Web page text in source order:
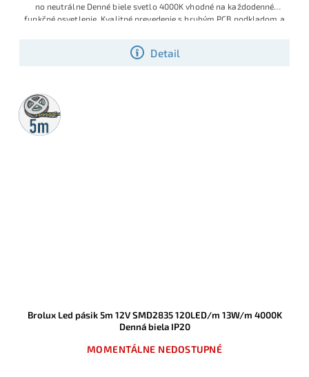
Detail
no neutrálne Denné biele svetlo 4000K vhodné na každodenné
funkčné osvetlenie. Kvalitné prevedenie s hrubým PCB podkladom a
intenzity svetla.
5m
rolka
Brolux Led pásik 5m 12V SMD2835 120LED/m 13W/m 4000K
Denná biela IP20
MOMENTÁLNE NEDOSTUPNÉ